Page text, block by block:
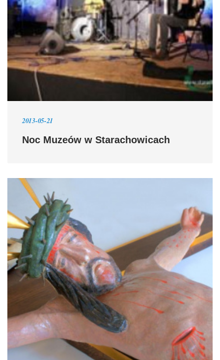
2013-05-21
Noc Muzeów w Starachowicach